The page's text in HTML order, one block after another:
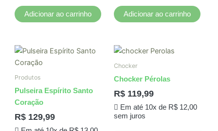
Adicionar ao carrinho Adicionar ao carrinho
Produtos
Pulseira Espírito Santo
Coração
R$ 129,99
Chocker
Chocker Pérolas
R$ 119,99
Em até 10x de R$12,00
sem juros